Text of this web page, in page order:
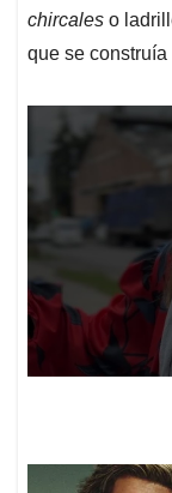
chircales o
que se